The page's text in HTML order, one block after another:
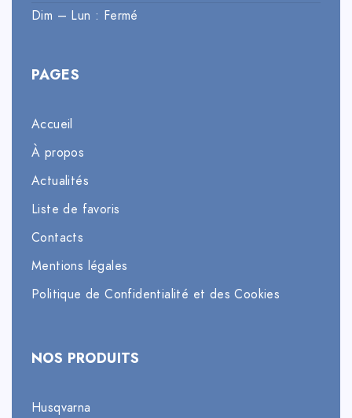
Dim – Lun : Fermé
PAGES
Accueil
À propos
Actualités
Liste de favoris
Contacts
Mentions légales
Politique de Confidentialité et des Cookies
NOS PRODUITS
Husqvarna